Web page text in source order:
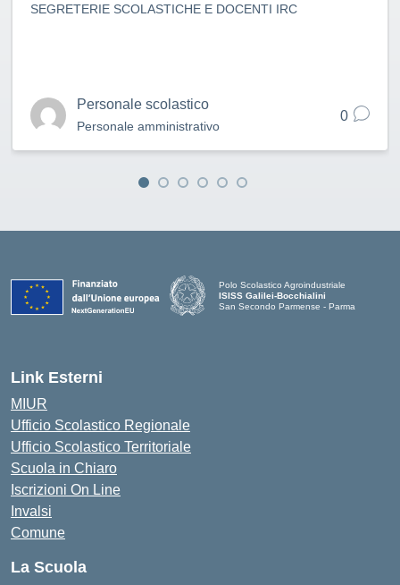
SEGRETERIE SCOLASTICHE E DOCENTI IRC
Personale scolastico
Personale amministrativo
0
Polo Scolastico Agroindustriale
ISISS Galilei-Bocchialini
San Secondo Parmense - Parma
Link Esterni
MIUR
Ufficio Scolastico Regionale
Ufficio Scolastico Territoriale
Scuola in Chiaro
Iscrizioni On Line
Invalsi
Comune
La Scuola